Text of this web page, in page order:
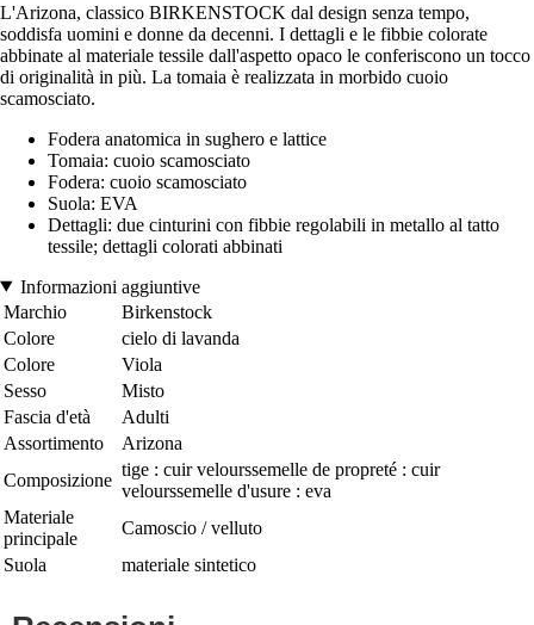
L'Arizona, classico BIRKENSTOCK dal design senza tempo,
soddisfa uomini e donne da decenni. I dettagli e le fibbie colorate
abbinate al materiale tessile dall'aspetto opaco le conferiscono un tocco
di originalità in più. La tomaia è realizzata in morbido cuoio
scamosciato.
Fodera anatomica in sughero e lattice
Tomaia: cuoio scamosciato
Fodera: cuoio scamosciato
Suola: EVA
Dettagli: due cinturini con fibbie regolabili in metallo al tatto
tessile; dettagli colorati abbinati
Informazioni aggiuntive
Marchio
Birkenstock
Colore
cielo di lavanda
Colore
Viola
Sesso
Misto
Fascia d'età
Adulti
Assortimento
Arizona
Composizione
tige : cuir velourssemelle de propreté : cuir
velourssemelle d'usure : eva
Materiale
principale
Camoscio / velluto
Suola
materiale sintetico